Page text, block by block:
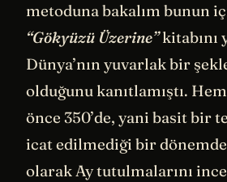
metoduna bakalım bunun
“Gökyüzü Üzerine”kitabını
Dünya’nın yuvarlak bir
olduğunu kanıtlamıştı.
önce 350’de, yani basit bir
icat edilmediği bir
olarak Ay tutulmalarını